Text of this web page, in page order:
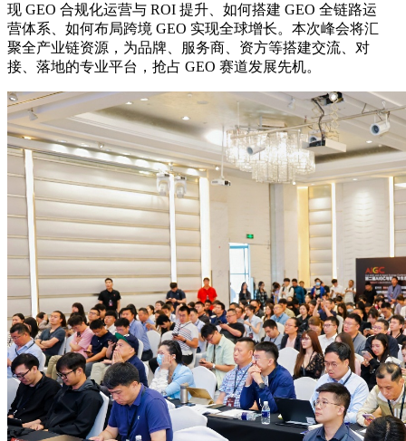
现 GEO 合规化运营与 ROI 提升、如何搭建 GEO 全链路运
营体系、如何布局跨境 GEO 实现全球增长。本次峰会将汇
聚全产业链资源，为品牌、服务商、资方等搭建交流、对
接、落地的专业平台，抢占 GEO 赛道发展先机。